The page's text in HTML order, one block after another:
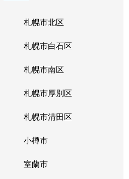
札幌市北区
札幌市白石区
札幌市南区
札幌市厚別区
札幌市清田区
小樽市
室蘭市